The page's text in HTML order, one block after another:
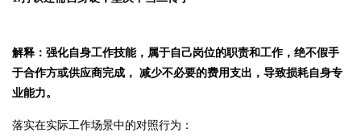
解释：强化自身工作技能，属于自己岗位的职责和工作，绝不假手
于合作方或供应商完成， 减少不必要的费用支出，导致损耗自身专
业能力。
落实在实际工作场景中的对照行为：